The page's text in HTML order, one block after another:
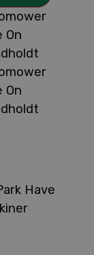
On
On
Have